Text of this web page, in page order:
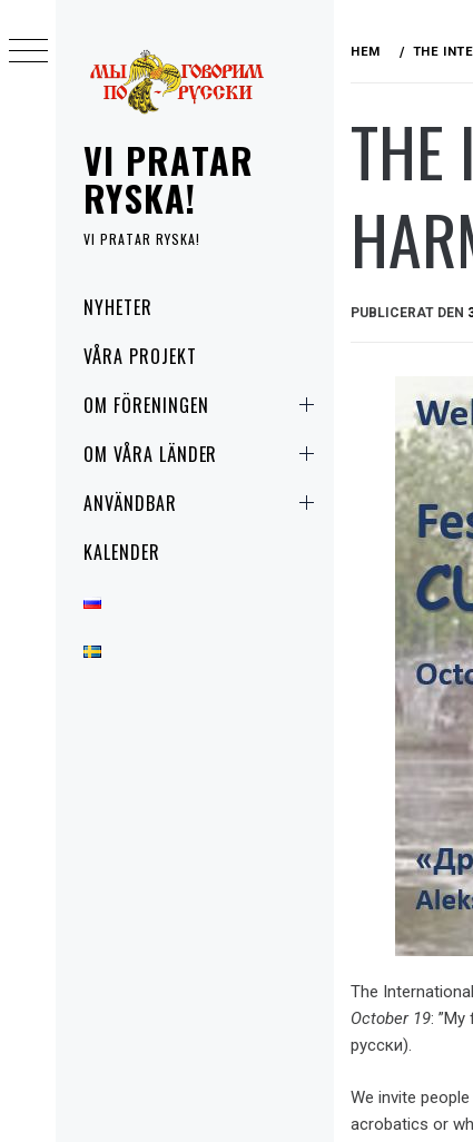
VI PRATAR
RYSKA!
VI PRATAR RYSKA!
menyNYHETER
VÅRA PROJEKT
OM FÖRENINGEN
OM VÅRA LÄNDER
АNVÄNDBAR
KALENDER
till
innehåll
HEM THE
THE
PUBLICERAT DEN
The
October 19:
русски).
We invite
acrobatics or